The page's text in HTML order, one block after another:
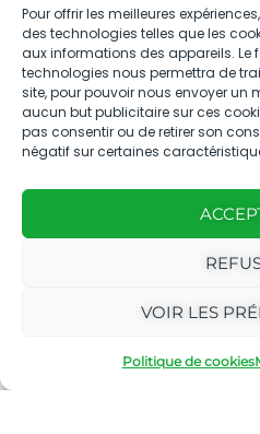
Pour offrir les meilleures
des technologies telles que les
aux informations des appareils. Le
technologies nous permettra de
site, pour pouvoir nous envoyer un
aucun but publicitaire sur ces
pas consentir ou de retirer son
négatif sur certaines
VOIR LES
Politique de cookies
04.88.08.75.28
contactBT@bleu-
Kit média
Kit média Bleu Tomate
Nous suivre